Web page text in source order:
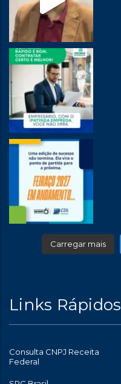
Carregar mais
Links Rápidos
Consulta CNPJ Receita
Federal